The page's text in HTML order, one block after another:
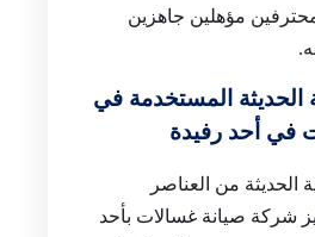
مؤهلين جاهزين
الحديثة المستخدمة في
في أحد رفيدة
الحديثة من العناصر
شركة صيانة غسالات بأحد